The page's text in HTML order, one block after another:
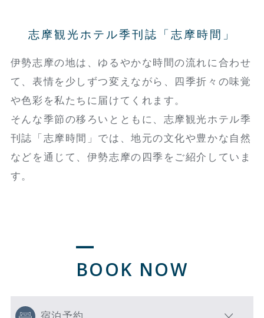
志摩観光ホテル季刊誌「志摩時間」
伊勢志摩の地は、ゆるやかな時間の流れに合わせ
て、表情を少しずつ変えながら、四季折々の味覚
や色彩を私たちに届けてくれます。
そんな季節の移ろいとともに、志摩観光ホテル季
刊誌「志摩時間」では、地元の文化や豊かな自然
などを通じて、伊勢志摩の四季をご紹介していま
す。
BOOK NOW